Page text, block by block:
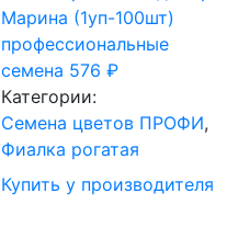
Марина (1уп-100шт)
профессиональные
семена 576₽
Категории:
Cемена цветов ПРОФИ,
Фиалка рогатая
Купить у производителя